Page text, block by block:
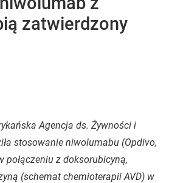
zatwierdzony
Agencja ds. Żywności i
stosowanie niwolumabu (Opdivo,
połączeniu z doksorubicyną,
(schemat chemioterapii AVD) w